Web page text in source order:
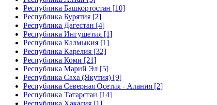
Республика Башкортостан [10]
Республика Бурятия [2]
Республика Дагестан [4]
Республика Ингушетия [1]
Республика Калмыкия [1]
Республика Карелия [32]
Республика Коми [21]
Республика Марий Эл [5]
Республика Саха (Якутия) [9]
Республика Северная Осетия - Алания [2]
Республика Татарстан [14]
Республика Хакасия [1]